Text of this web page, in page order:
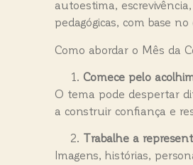
autoestima,
pedagógicas, com base
Como abordar o Mês da
Comece pelo
O tema pode despertar
a construir confiança e
Trabalhe a
Imagens, histórias,